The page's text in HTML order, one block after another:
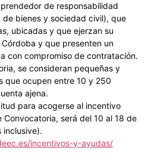
de responsabilidad
bienes y sociedad civil), que
ubicadas y que ejerzan su
y que presenten un
con compromiso de contratación.
se consideran pequeñas y
que ocupen entre 10 y 250
ajena.
para acogerse al incentivo
Convocatoria, será del 10 al 18 de
inclusive).
incentivos-y-ayudas/